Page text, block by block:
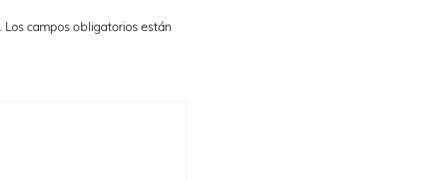
Los campos obligatorios están